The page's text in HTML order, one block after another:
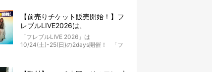
【前売りチケット販売開始！】フ
レブルLIVE2026は、
10/24(土)-25(日)開催！フレブル
だらけのキャンプ・前夜祭・バス
プランも新登場!?
「フレブルLIVE 2026」は
10/24(土)-25(日)の2days開催！ 「フ
レブルLIV...